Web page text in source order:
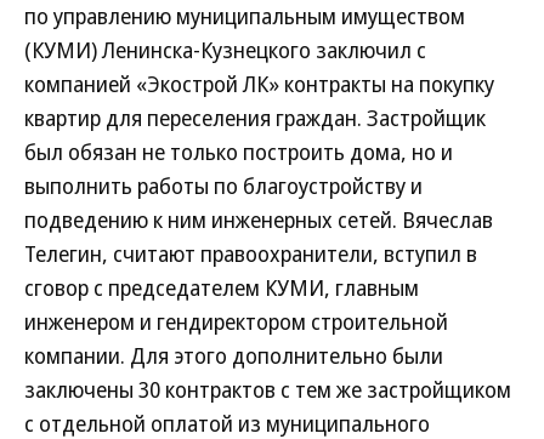
по управлению муниципальным имуществом
(КУМИ) Ленинска-Кузнецкого заключил с
компанией «Экострой ЛК» контракты на покупку
квартир для переселения граждан. Застройщик
был обязан не только построить дома, но и
выполнить работы по благоустройству и
подведению к ним инженерных сетей. Вячеслав
Телегин, считают правоохранители, вступил в
сговор с председателем КУМИ, главным
инженером и гендиректором строительной
компании. Для этого дополнительно были
заключены 30 контрактов с тем же застройщиком
с отдельной оплатой из муниципального